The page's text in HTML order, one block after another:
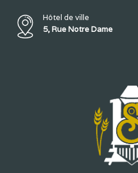
Hôtel de ville
5, Rue Notre Dame